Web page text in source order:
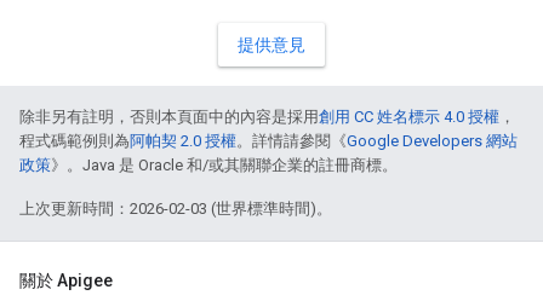
提供意見
除非另有註明，否則本頁面中的內容是採用創用 CC 姓名標示 4.0 授權 ，
程式碼範例則為阿帕契 2.0 授權。詳情請參閱《Google Developers 網站
政策》。Java 是 Oracle 和/或其關聯企業的註冊商標。
上次更新時間：2026-02-03 (世界標準時間)。
關於 Apigee